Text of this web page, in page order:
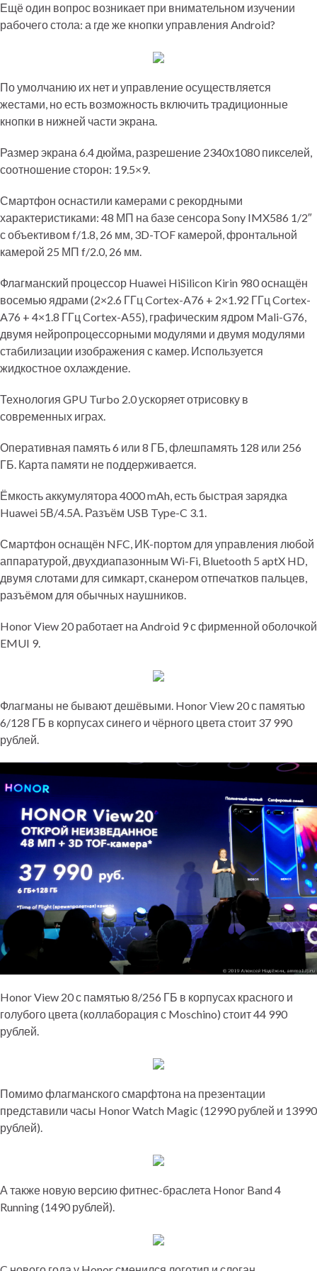
Ещё один вопрос возникает при внимательном изучении
рабочего стола: а где же кнопки управления Android?
По умолчанию их нет и управление осуществляется
жестами, но есть возможность включить традиционные
кнопки в нижней части экрана.
Размер экрана 6.4 дюйма, разрешение 2340х1080 пикселей,
соотношение сторон: 19.5×9.
Смартфон оснастили камерами с рекордными
характеристиками: 48 МП на базе сенсора Sony IMX586 1/2″
с объективом f/1.8, 26 мм, 3D-TOF камерой, фронтальной
камерой 25 МП f/2.0, 26 мм.
Флагманский процессор Huawei HiSilicon Kirin 980 оснащён
восемью ядрами (2×2.6 ГГц Cortex-A76 + 2×1.92 ГГц Cortex-
A76 + 4×1.8 ГГц Cortex-A55), графическим ядром Mali-G76,
двумя нейропроцессорными модулями и двумя модулями
стабилизации изображения с камер. Используется
жидкостное охлаждение.
Технология GPU Turbo 2.0 ускоряет отрисовку в
современных играх.
Оперативная память 6 или 8 ГБ, флешпамять 128 или 256
ГБ. Карта памяти не поддерживается.
Ёмкость аккумулятора 4000 mAh, есть быстрая зарядка
Huawei 5В/4.5А. Разъём USB Type-C 3.1.
Смартфон оснащён NFC, ИК-портом для управления любой
аппаратурой, двухдиапазонным Wi-Fi, Bluetooth 5 aptX HD,
двумя слотами для симкарт, сканером отпечатков пальцев,
разъёмом для обычных наушников.
Honor View 20 работает на Android 9 с фирменной оболочкой
EMUI 9.
Флагманы не бывают дешёвыми. Honor View 20 с памятью
6/128 ГБ в корпусах синего и чёрного цвета стоит 37 990
рублей.
Honor View 20 с памятью 8/256 ГБ в корпусах красного и
голубого цвета (коллаборация с Moschino) стоит 44 990
рублей.
Помимо флагманского смарфтона на презентации
представили часы Honor Watch Magic (12990 рублей и 13990
рублей).
А также новую версию фитнес-браслета Honor Band 4
Running (1490 рублей).